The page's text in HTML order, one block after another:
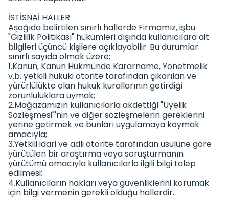
İSTİSNAİ HALLER
Aşağıda belirtilen sınırlı hallerde Firmamız, işbu
"Gizlilik Politikası" hükümleri dışında kullanıcılara ait
bilgileri üçüncü kişilere açıklayabilir. Bu durumlar
sınırlı sayıda olmak üzere;
1.Kanun, Kanun Hükmünde Kararname, Yönetmelik
v.b. yetkili hukuki otorite tarafından çıkarılan ve
yürürlülükte olan hukuk kurallarının getirdiği
zorunluluklara uymak;
2.Mağazamızın kullanıcılarla akdettiği "Üyelik
Sözleşmesi"'nin ve diğer sözleşmelerin gereklerini
yerine getirmek ve bunları uygulamaya koymak
amacıyla;
3.Yetkili idari ve adli otorite tarafından usulüne göre
yürütülen bir araştırma veya soruşturmanın
yürütümü amacıyla kullanıcılarla ilgili bilgi talep
edilmesi;
4.Kullanıcıların hakları veya güvenliklerini korumak
için bilgi vermenin gerekli olduğu hallerdir.